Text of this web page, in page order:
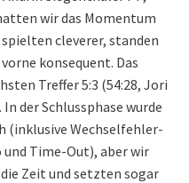
wir das Momentum
cleverer, standen
konsequent. Das
Treffer 5:3 (54:28, Jori
der Schlussphase wurde
(inklusive Wechselfehler-
und Time-Out), aber wir
Zeit und setzten sogar